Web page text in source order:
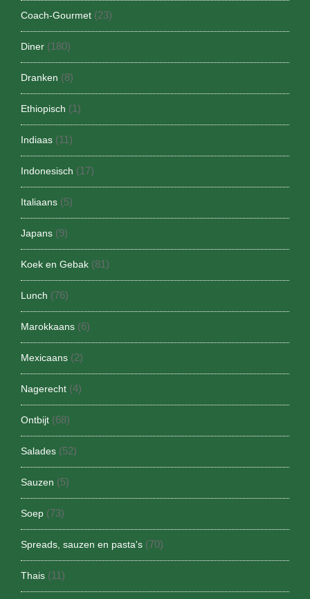
Coach-Gourmet (23)
Diner (180)
Dranken (8)
Ethiopisch (1)
Indiaas (11)
Indonesisch (17)
Italiaans (5)
Japans (9)
Koek en Gebak (81)
Lunch (76)
Marokkaans (6)
Mexicaans (2)
Nagerecht (4)
Ontbijt (68)
Salades (52)
Sauzen (5)
Soep (73)
Spreads, sauzen en pasta's (70)
Thais (11)